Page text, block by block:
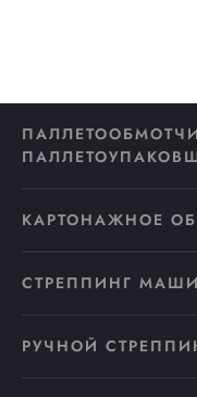
КАРТОНАЖНОЕ
СТРЕППИНГ
РУЧНОЙ